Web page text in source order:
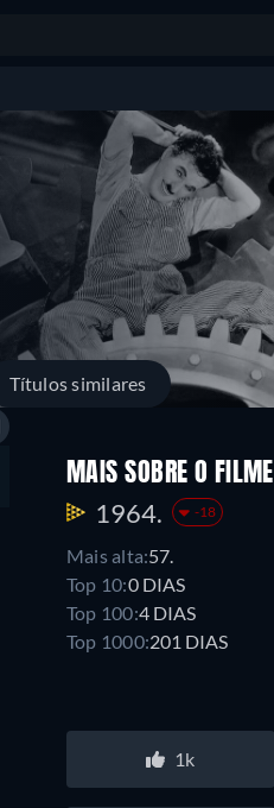
Títulos similares
MAIS SOBRE O FILME
1964. -18
Mais alta:57.
Top 10:0 DIAS
Top 100:4 DIAS
Top 1000:201 DIAS
1k